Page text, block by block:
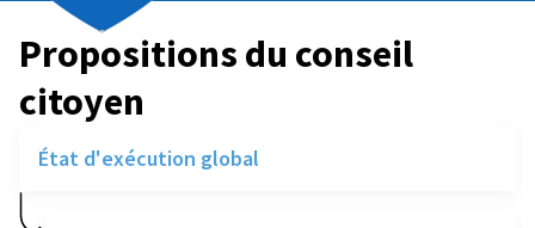
Propositions du conseil
citoyen
État d'exécution global